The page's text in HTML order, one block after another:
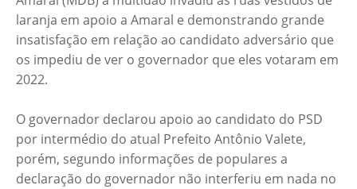
laranja em apoio a Amaral e demonstrando grande
insatisfação em relação ao candidato adversário que
os impediu de ver o governador que eles votaram em
2022.
O governador declarou apoio ao candidato do PSD
por intermédio do atual Prefeito Antônio Valete,
porém, segundo informações de populares a
declaração do governador não interferiu em nada no